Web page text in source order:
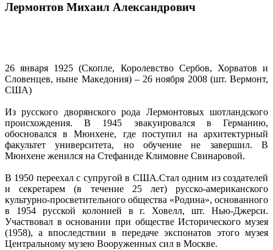
Лермонтов Михаил Александрович
26 января 1925 (Скопле, Королевство Сербов, Хорватов и
Словенцев, ныне Македония) – 26 ноября 2008 (шт. Вермонт,
США)
Из русского дворянского рода Лермонтовых шотландского
происхождения. В 1945 эвакуировался в Германию,
обосновался в Мюнхене, где поступил на архитектурный
факультет университета, но обучение не завершил. В
Мюнхене женился на Стефаниде Климовне Свинаровой.
В 1950 переехал с супругой в США.Стал одним из создателей
и секретарем (в течение 25 лет) русско-американского
культурно-просветительного общества «Родина», основанного
в 1954 русской колонией в г. Ховелл, шт. Нью-Джерси.
Участвовал в основании при обществе Исторического музея
(1958), а впоследствии в передаче экспонатов этого музея
Центральному музею Вооруженных сил в Москве.